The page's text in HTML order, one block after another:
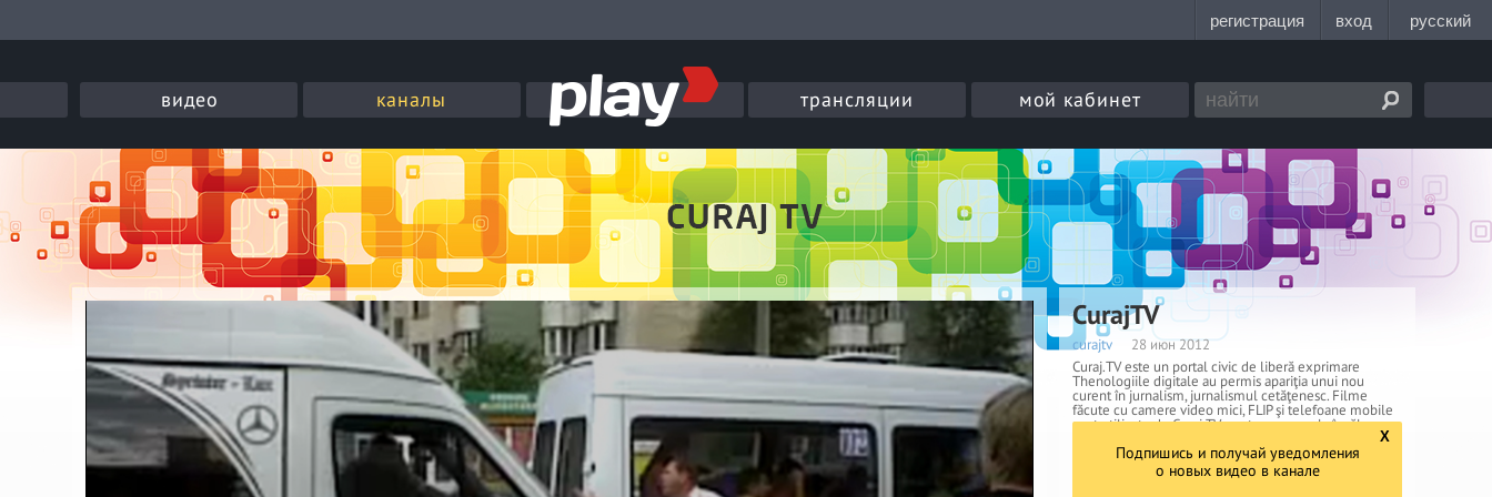
видео каналы трансляции мой кабинет
CurajTV
curajtv
28 июн 2012
Curaj.TV este un portal civic de liberă exprimare
Thenologiile digitale au permis apariţia unui nou
curent în jurnalism, jurnalismul cetăţenesc. Filme
făcute cu camere video mici, FLIP şi telefoane mobile
sunt utilizate de Curaj.TV pentru a semnala încălcarea
drepturilor omului, care ades nu trec de filtrele mass-
meda tradiţionale. Trimiteți reportajele voastre, le
Подпишись и получай уведомления
о новых видео в канале
X